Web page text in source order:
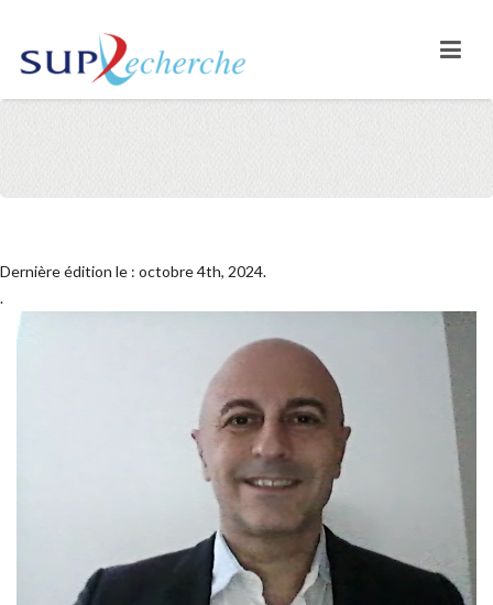
Dernière édition le : octobre 4th, 2024.
.